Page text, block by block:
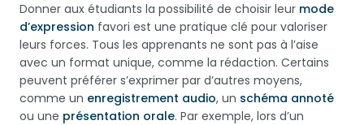
Donner aux étudiants la possibilité de choisir leur mode
d’expression favori est une pratique clé pour valoriser
leurs forces. Tous les apprenants ne sont pas à l’aise
avec un format unique, comme la rédaction. Certains
peuvent préférer s’exprimer par d’autres moyens,
comme un enregistrement audio, un schéma annoté
ou une présentation orale. Par exemple, lors d’un